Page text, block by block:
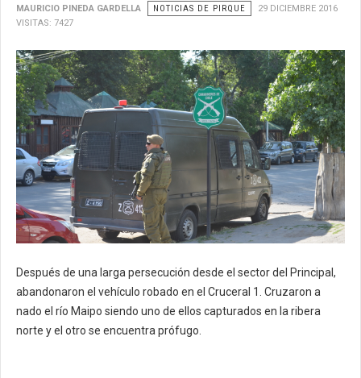
MAURICIO PINEDA GARDELLA NOTICIAS DE PIRQUE
29 DICIEMBRE 2016
VISITAS: 7427
Después de una larga persecución desde el sector del Principal,
abandonaron el vehículo robado en el Cruceral 1. Cruzaron a
nado el río Maipo siendo uno de ellos capturados en la ribera
norte y el otro se encuentra prófugo.